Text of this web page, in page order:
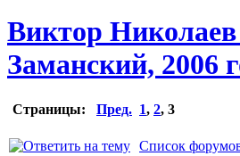
Виктор
Заманский, 2006
Страницы: Пред. 1, 2, 3
Список